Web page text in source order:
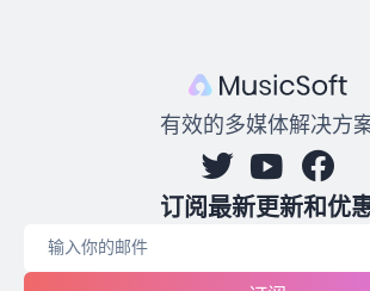
有效的多媒体解决方
订阅最新更新和优